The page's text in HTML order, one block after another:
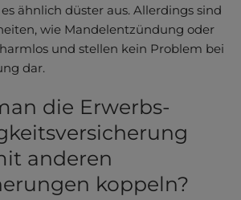
ähnlich düster aus. Allerdings sind
wie Mandel­entzündung oder
und stellen kein Problem bei
dar.
die Erwerbs­
anderen
koppeln?